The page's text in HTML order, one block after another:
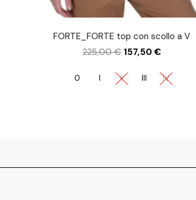
FORTE_FORTE top con scollo a V
225,00€ 157,50€
0 I II III IV